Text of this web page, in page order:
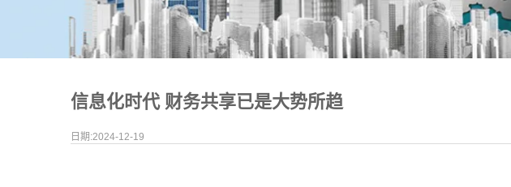
信息化时代 财务共享已是大势所趋
日期:2024-12-19